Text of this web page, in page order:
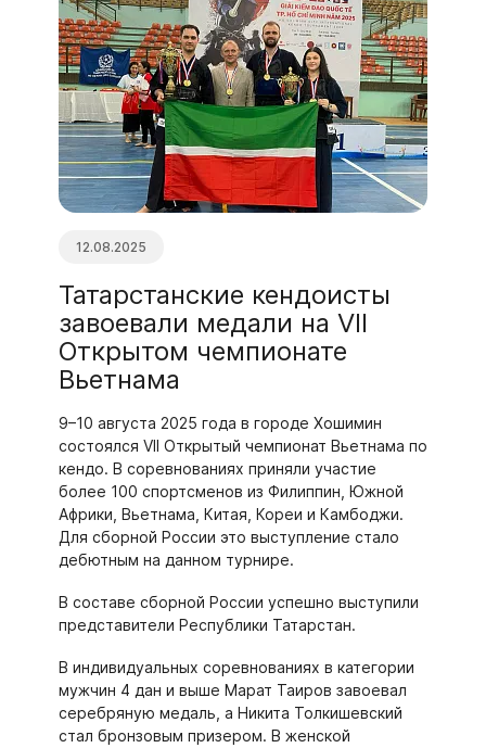
12.08.2025
Татарстанские кендоисты
завоевали медали на VII
Открытом чемпионате
Вьетнама
9–10 августа 2025 года в городе Хошимин
состоялся VII Открытый чемпионат Вьетнама по
кендо. В соревнованиях приняли участие
более 100 спортсменов из Филиппин, Южной
Африки, Вьетнама, Китая, Кореи и Камбоджи.
Для сборной России это выступление стало
дебютным на данном турнире.
В составе сборной России успешно выступили
представители Республики Татарстан.
В индивидуальных соревнованиях в категории
мужчин 4 дан и выше Марат Таиров завоевал
серебряную медаль, а Никита Толкишевский
стал бронзовым призером. В женской